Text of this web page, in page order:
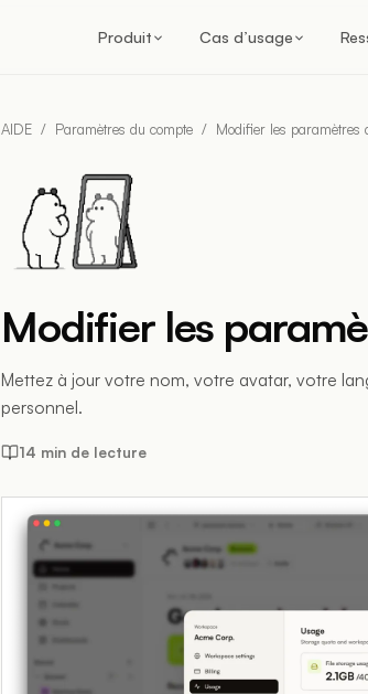
Produit Cas d’usage
AIDE / Paramètres du compte / Modifier les paramètres
Modifier les
Mettez à jour votre nom, votre avatar, votre
personnel.
14 min de lecture